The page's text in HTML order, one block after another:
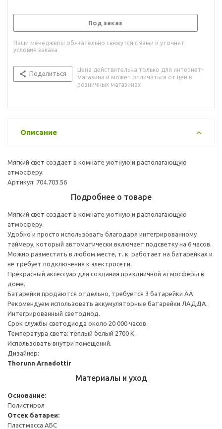
Под заказ
Наши менеджеры обязательно свяжутся с вами и уточнят
условия заказа
Поделиться
Цена действительна только для интернет-
магазина и может отличаться от цен в
розничных магазинах
Описание
Мягкий свет создает в комнате уютную и располагающую
атмосферу.
Артикул: 704.703.56
Подробнее о товаре
Мягкий свет создает в комнате уютную и располагающую
атмосферу.
Удобно и просто использовать благодаря интегрированному
таймеру, который автоматически включает подсветку на 6 часов.
Можно разместить в любом месте, т. к. работает на батарейках и
не требует подключения к электросети.
Прекрасный аксессуар для создания праздничной атмосферы в
доме.
Батарейки продаются отдельно, требуется 3 батарейки АА.
Рекомендуем использовать аккумуляторные батарейки ЛАДДА.
Интегрированный светодиод.
Срок службы светодиода около 20 000 часов.
Температура света: теплый белый 2700 К.
Использовать внутри помещений.
Дизайнер:
Thorunn Arnadottir
Материалы и уход
Основание:
Полистирол
Отсек батареи:
Пластмасса АБС